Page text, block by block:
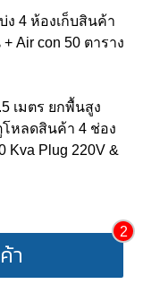
ง 4 ห้องเก็บสินค้า
Air con 50 ตาราง
เมตร ยกพื้นสูง
โหลดสินค้า 4 ช่อง
Kva Plug 220V &
า
2